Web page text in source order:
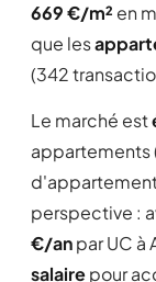
669 €/m² en
que les
(342
Le marché est
appartements
perspective :
€/anpar UC à
salairepour